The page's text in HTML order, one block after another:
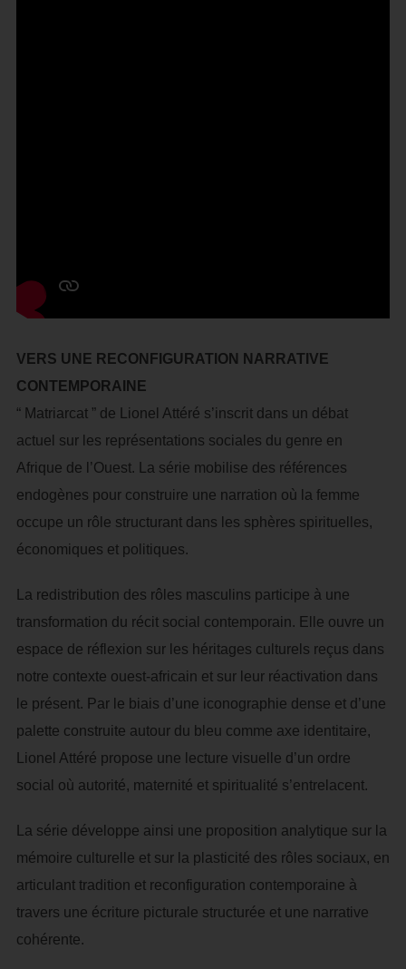
VERS UNE RECONFIGURATION NARRATIVE
CONTEMPORAINE
“ Matriarcat ” de Lionel Attéré s’inscrit dans un débat
actuel sur les représentations sociales du genre en
Afrique de l’Ouest. La série mobilise des références
endogènes pour construire une narration où la femme
occupe un rôle structurant dans les sphères spirituelles,
économiques et politiques.
La redistribution des rôles masculins participe à une
transformation du récit social contemporain. Elle ouvre un
espace de réflexion sur les héritages culturels reçus dans
notre contexte ouest-africain et sur leur réactivation dans
le présent. Par le biais d’une iconographie dense et d’une
palette construite autour du bleu comme axe identitaire,
Lionel Attéré propose une lecture visuelle d’un ordre
social où autorité, maternité et spiritualité s’entrelacent.
La série développe ainsi une proposition analytique sur la
mémoire culturelle et sur la plasticité des rôles sociaux, en
articulant tradition et reconfiguration contemporaine à
travers une écriture picturale structurée et une narrative
cohérente.